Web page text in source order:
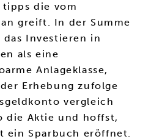
die vom
greift. In der Summe
das Investieren in
als eine
Anlageklasse,
Erhebung zufolge
vergleich
die Aktie und hoffst,
ein Sparbuch eröffnet.